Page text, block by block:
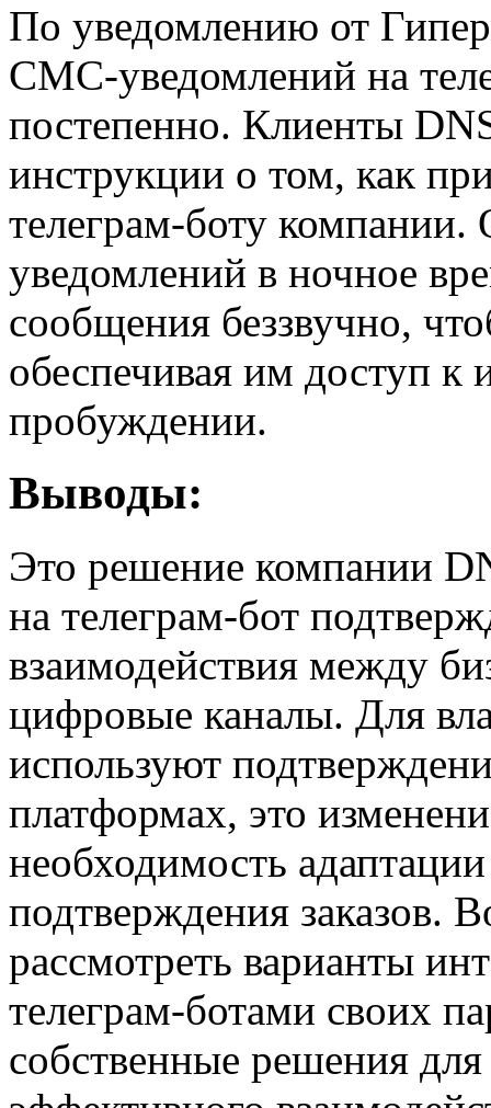
По уведомлению от
СМС-уведомлений на
постепенно. Клиенты
инструкции о том, как
телеграм-боту компании.
уведомлений в ночное
сообщения беззвучно,
обеспечивая им доступ к
пробуждении.
Выводы:
Это решение компании
на телеграм-бот
взаимодействия между
цифровые каналы. Для
используют
платформах, это
необходимость
подтверждения заказов.
рассмотреть варианты
телеграм-ботами своих
собственные решения